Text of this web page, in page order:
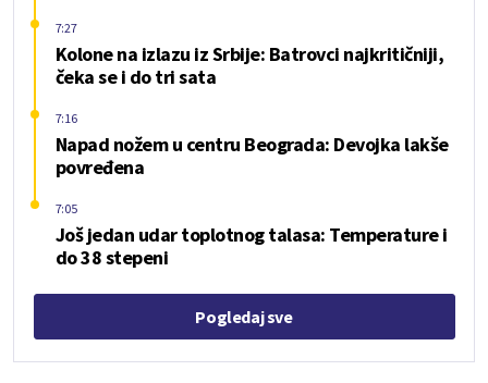
Kolone na izlazu iz Srbije: Batrovci najkritičniji,
čeka se i do tri sata
7:27
Napad nožem u centru Beograda: Devojka lakše
povređena
7:16
Još jedan udar toplotnog talasa: Temperature i
do 38 stepeni
7:05
Pogledaj sve